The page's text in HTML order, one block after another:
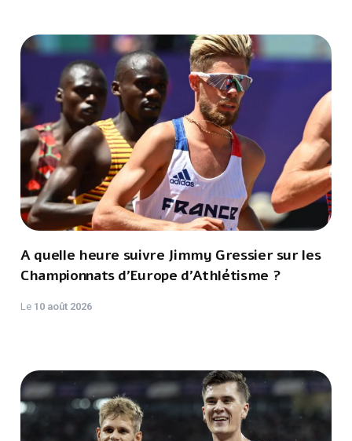
A quelle heure suivre Jimmy Gressier sur les
Championnats d'Europe d'Athlétisme ?
Le 10 août 2026